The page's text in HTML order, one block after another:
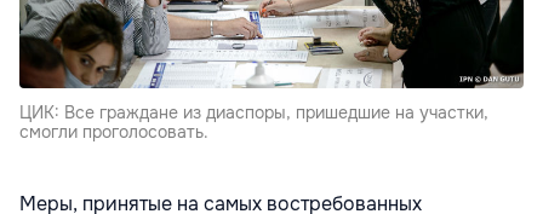
ЦИК: Все граждане из диаспоры, пришедшие на участки,
смогли проголосовать.
Меры, принятые на самых востребованных